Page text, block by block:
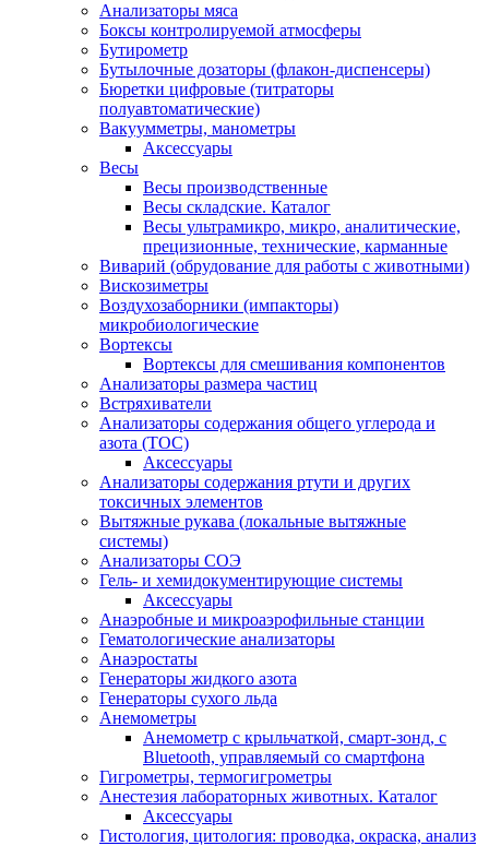
Анализаторы мяса
Боксы контролируемой атмосферы
Бутирометр
Бутылочные дозаторы (флакон-диспенсеры)
Бюретки цифровые (титраторы
полуавтоматические)
Вакуумметры, манометры
Аксессуары
Весы
Весы производственные
Весы складские. Каталог
Весы ультрамикро, микро, аналитические,
прецизионные, технические, карманные
Виварий (обрудование для работы с животными)
Вискозиметры
Воздухозаборники (импакторы)
микробиологические
Вортексы
Вортексы для смешивания компонентов
Анализаторы размера частиц
Встряхиватели
Анализаторы содержания общего углерода и
азота (ТОС)
Аксессуары
Анализаторы содержания ртути и других
токсичных элементов
Вытяжные рукава (локальные вытяжные
системы)
Анализаторы СОЭ
Гель- и хемидокументирующие системы
Аксессуары
Анаэробные и микроаэрофильные станции
Гематологические анализаторы
Анаэростаты
Генераторы жидкого азота
Генераторы сухого льда
Анемометры
Анемометр с крыльчаткой, смарт-зонд, с
Bluetooth, управляемый со смартфона
Гигрометры, термогигрометры
Анестезия лабораторных животных. Каталог
Аксессуары
Гистология, цитология: проводка, окраска, анализ